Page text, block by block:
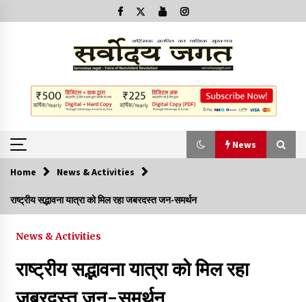
News
News
बनारस में अब सर्व सेवा संघ के मुख्य भवनों को ध्वस्त करने का खतरा
3 years ago
Home News & Activities
राष्ट्रीय सद्भावना यात्रा को मिल रहा जबरदस्त जन-समर्थन
News & Activities
राष्ट्रीय सद्भावना यात्रा को मिल रहा